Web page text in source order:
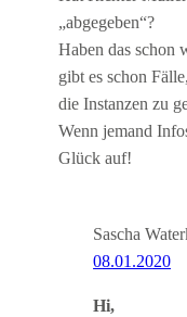
„abgegeben“?
Haben das schon
gibt es schon
die Instanzen zu
Wenn jemand
Glück auf!
Sascha
08.01.2020
Hi,